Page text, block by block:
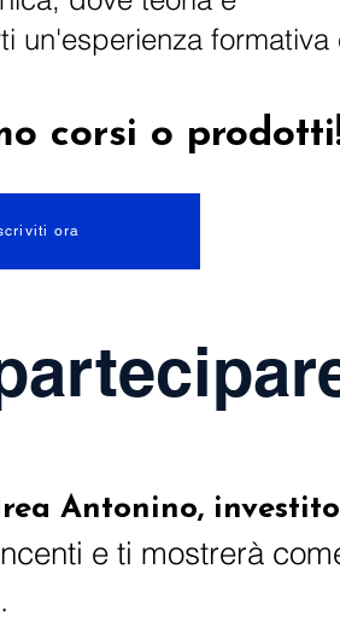
un'esperienza formativa
corsi o
ora
Antonino,
e ti mostrerà